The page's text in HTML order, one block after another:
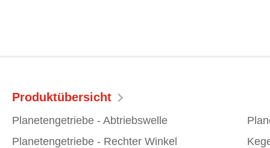
Produktübersicht
Planetengetriebe - Abtriebswelle
Planetengetriebe - Rechter Winkel